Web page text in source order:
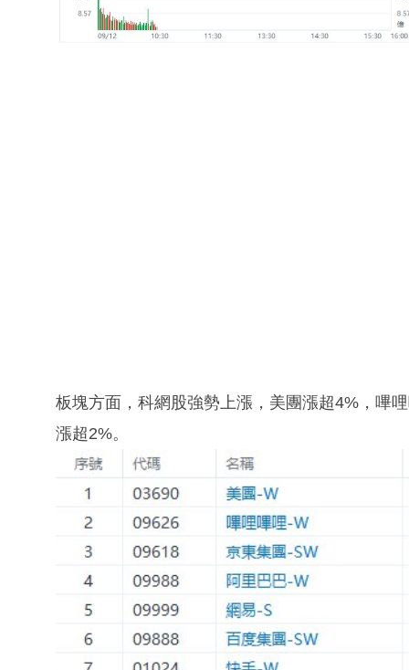
板塊方面，科網股強勢上漲，美團漲超4%，嗶
漲超2%。